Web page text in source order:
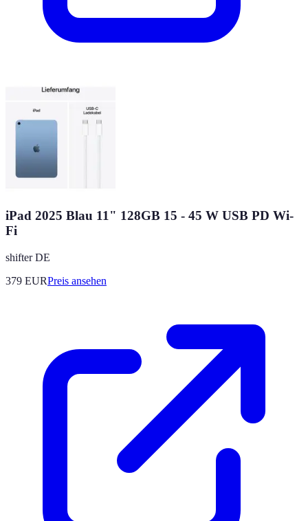
iPad 2025 Blau 11" 128GB 15 - 45 W USB PD Wi-
Fi
shifter DE
379 EURPreis ansehen